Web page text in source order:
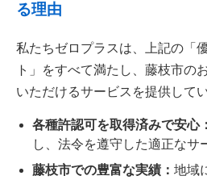
る理由
私たちゼロプラスは、上記の「
ト」をすべて満たし、藤枝市の
いただけるサービスを提供してい
各種許認可を取得済みで安心：
し、法令を遵守した適正なサ
藤枝市での豊富な実績： 地域